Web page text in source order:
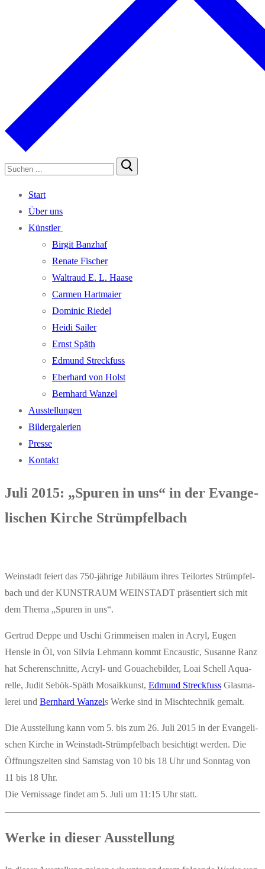
Suchen
Start
Über uns
Künst­ler
Bir­git Banzhaf
Rena­te Fischer
Wal­traud E. L. Haase
Car­men Hartmaier
Domi­nic Riedel
Hei­di Sailer
Ernst Späth
Edmund Streck­fuss
Eber­hard von Holst
Bern­hard Wanzel
Aus­stel­lun­gen
Bil­der­ga­le­rien
Pres­se
Kon­takt
Juli 2015: „Spu­ren in uns“ in der Evan­ge­
li­schen Kir­che Strümpfelbach
Wein­stadt fei­ert das 750-jäh­ri­ge Jubi­lä­um ihres Teil­or­tes Strümpfel­
bach und der KUNST­RAUM WEIN­STADT prä­sen­tiert sich mit
dem The­ma „Spu­ren in uns“.
Ger­trud Dep­pe und Uschi Grimm­ei­sen malen in Acryl, Eugen
Hens­le in Öl, von Sil­via Leh­mann kommt Encau­st­ic, Susan­ne Ranz
hat Sche­ren­schnit­te, Acryl- und Gou­ache­bil­der, Loai Schell Aqua­
rel­le, Judit Sebök-Späth Mosa­ik­kunst, Edmund Streck­fuss Glas­ma­
le­rei und Bern­hard Wan­zels Wer­ke sind in Misch­tech­nik gemalt.
Die Aus­stel­lung kann vom 5. bis zum 26. Juli 2015 in der Evan­ge­li­
schen Kir­che in Wein­stadt-Strümpfel­bach besich­tigt wer­den. Die
Öff­nungs­zei­ten sind Sams­tag von 10 bis 18 Uhr und Sonn­tag von
11 bis 18 Uhr.
Die Ver­nis­sa­ge fin­det am 5. Juli um 11:15 Uhr statt.
Wer­ke in die­ser Ausstellung